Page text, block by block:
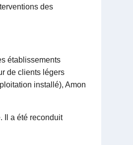
des
établissements
de clients légers
installé), Amon
Il a été reconduit